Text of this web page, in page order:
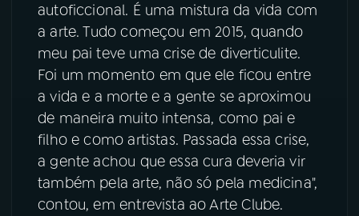
autoficcional. É uma mistura da vida com
a arte. Tudo começou em 2015, quando
meu pai teve uma crise de diverticulite.
Foi um momento em que ele ficou entre
a vida e a morte e a gente se aproximou
de maneira muito intensa, como pai e
filho e como artistas. Passada essa crise,
a gente achou que essa cura deveria vir
também pela arte, não só pela medicina",
contou, em entrevista ao Arte Clube.